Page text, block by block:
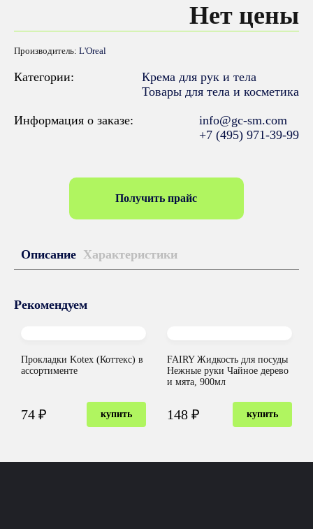
Нет цены
Производитель:L'Oreal
Категории:
Крема для рук и тела
Товары для тела и косметика
Информация о заказе:
info@gc-sm.com
+7 (495) 971-39-99
Получить прайс
Описание Характеристики
Рекомендуем
Прокладки Kotex (Коттекс) в
ассортименте
74 ₽ купить
FAIRY Жидкость для посуды
Нежные руки Чайное дерево
и мята, 900мл
148 ₽ купить